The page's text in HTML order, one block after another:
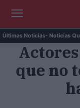
Últimas Noticias- Noticias
6 usos prácticos para
que no